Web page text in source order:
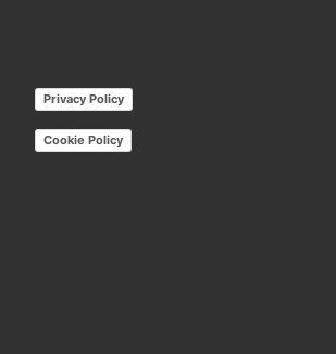
Privacy Policy
Cookie Policy